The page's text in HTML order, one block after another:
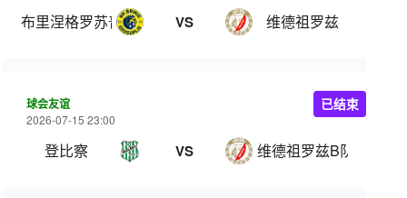
布里涅格罗苏普列 VS 维德祖罗兹
球会友谊
2026-07-15 23:00
登比察 VS 维德祖罗兹B队
已结束